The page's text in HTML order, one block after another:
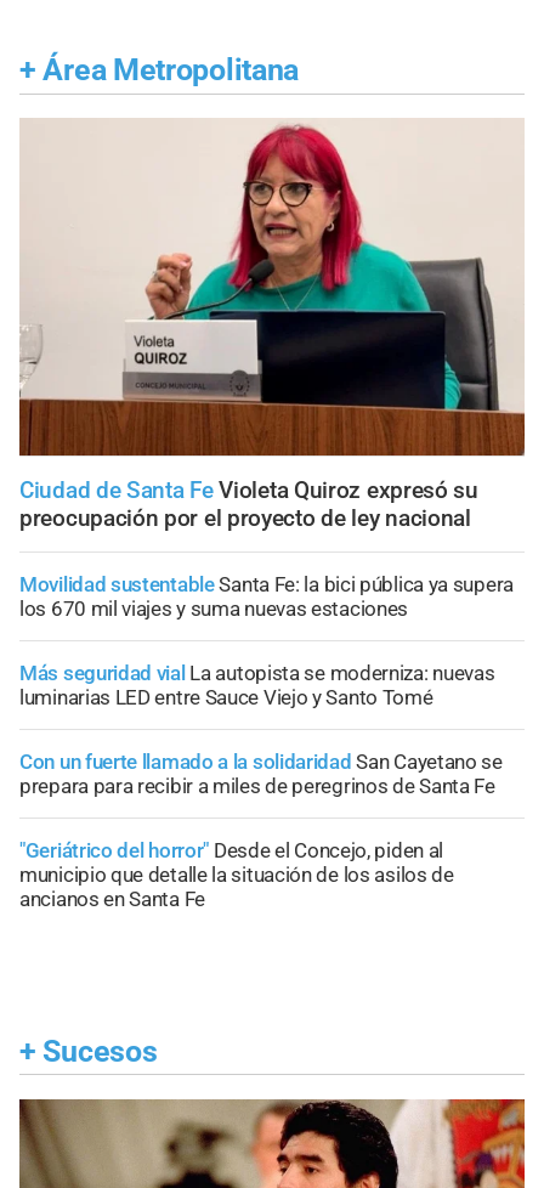
+ Área Metropolitana
Ciudad de Santa Fe Violeta Quiroz expresó su
preocupación por el proyecto de ley nacional
Movilidad sustentableSanta Fe: la bici pública ya supera
los 670 mil viajes y suma nuevas estaciones
Más seguridad vial La autopista se moderniza: nuevas
luminarias LED entre Sauce Viejo y Santo Tomé
Con un fuerte llamado a la solidaridad San Cayetano se
prepara para recibir a miles de peregrinos de Santa Fe
"Geriátrico del horror" Desde el Concejo, piden al
municipio que detalle la situación de los asilos de
ancianos en Santa Fe
+ Sucesos